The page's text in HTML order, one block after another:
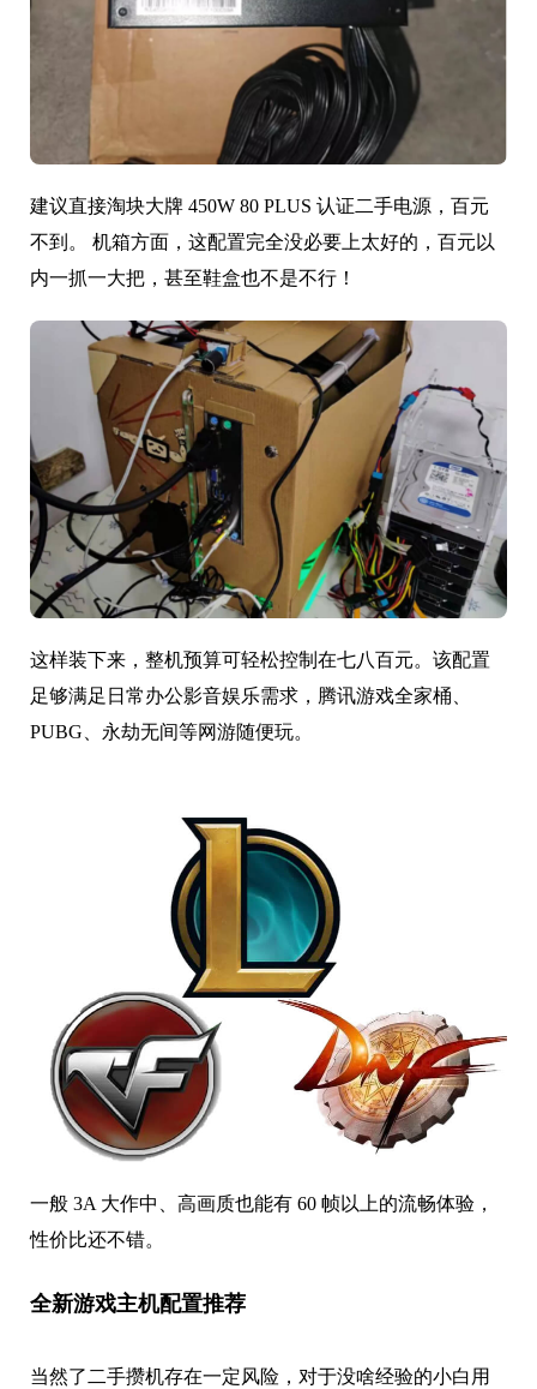
建议直接淘块大牌 450W 80 PLUS 认证二手电源，百元
不到。 机箱方面，这配置完全没必要上太好的，百元以
内一抓一大把，甚至鞋盒也不是不行！
这样装下来，整机预算可轻松控制在七八百元。该配置
足够满足日常办公影音娱乐需求，腾讯游戏全家桶、
PUBG、永劫无间等网游随便玩。
一般 3A 大作中、高画质也能有 60 帧以上的流畅体验，
性价比还不错。
全新游戏主机配置推荐
当然了二手攒机存在一定风险，对于没啥经验的小白用